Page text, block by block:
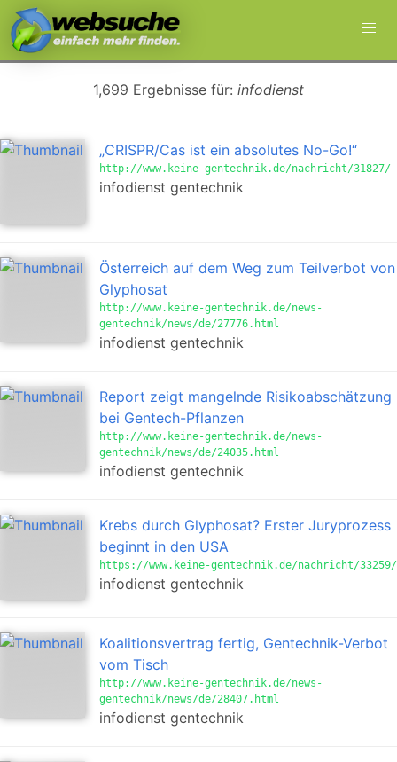
1,699 Ergebnisse für: infodienst
„CRISPR/Cas ist ein absolutes No-Go!“
http://www.keine-gentechnik.de/nachricht/31827/
infodienst gentechnik
Österreich auf dem Weg zum Teilverbot von
Glyphosat
http://www.keine-gentechnik.de/news-
gentechnik/news/de/27776.html
infodienst gentechnik
Report zeigt mangelnde Risikoabschätzung
bei Gentech-Pflanzen
http://www.keine-gentechnik.de/news-
gentechnik/news/de/24035.html
infodienst gentechnik
Krebs durch Glyphosat? Erster Juryprozess
beginnt in den USA
https://www.keine-gentechnik.de/nachricht/33259/
infodienst gentechnik
Koalitionsvertrag fertig, Gentechnik-Verbot
vom Tisch
http://www.keine-gentechnik.de/news-
gentechnik/news/de/28407.html
infodienst gentechnik